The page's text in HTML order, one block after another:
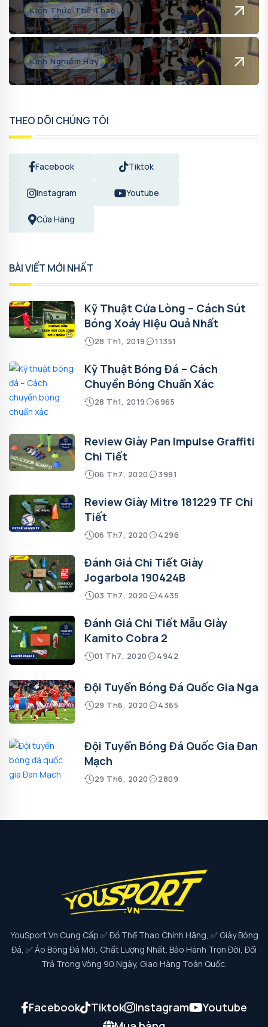
Kiến Thức Thể Thao
Kinh Nghiệm Hay
THEO DÕI CHÚNG TÔI
Facebook Tiktok
Instagram Youtube
Cửa Hàng
BÀI VIẾT MỚI NHẤT
Kỹ Thuật Cứa Lòng – Cách Sút
Bóng Xoáy Hiệu Quả Nhất
28 Th1, 2019 11351
Kỹ Thuật Bóng Đá – Cách
Chuyền Bóng Chuẩn Xác
28 Th1, 2019 6965
Review Giày Pan Impulse Graffiti
Chi Tiết
06 Th7, 2020 3991
Review Giày Mitre 181229 TF Chi
Tiết
06 Th7, 2020 4296
Đánh Giá Chi Tiết Giày
Jogarbola 190424B
03 Th7, 2020 4435
Đánh Giá Chi Tiết Mẫu Giày
Kamito Cobra 2
01 Th7, 2020 4942
Đội Tuyển Bóng Đá Quốc Gia Nga
29 Th6, 2020 4365
Đội Tuyển Bóng Đá Quốc Gia Đan
Mạch
29 Th6, 2020 2809
YouSport.vn Cung Cấp ✅ Đồ Thể Thao Chính Hãng, ✅ Giày Bóng
Đá, ✅ Áo Bóng Đá Mới, Chất Lượng Nhất. Bảo Hành Trọn Đời, Đổi
Trả Trong Vòng 90 Ngày, Giao Hàng Toàn Quốc.
Facebook Tiktok Instagram
Youtube